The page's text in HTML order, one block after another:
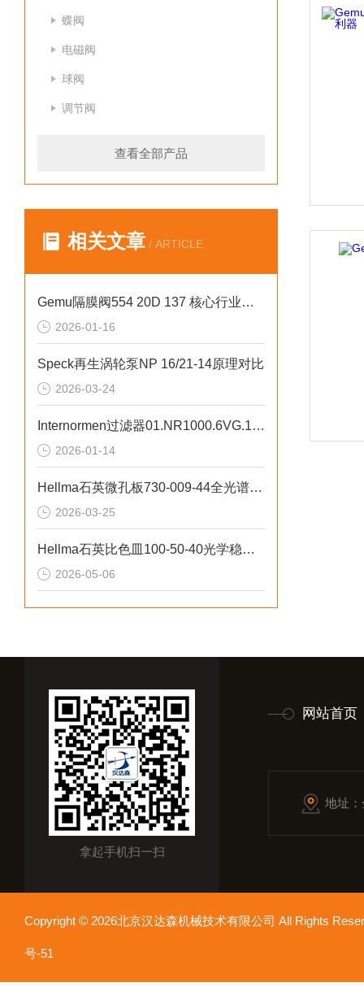
蝶阀
电磁阀
球阀
调节阀
查看全部产品
相关文章 / ARTICLE
Gemu隔膜阀554 20D 137 核心行业应用
2026-01-16
Speck再生涡轮泵NP 16/21-14原理对比
2026-03-24
Internormen过滤器01.NR1000.6VG.10流体力学结构设计
2026-01-14
Hellma石英微孔板730-009-44全光谱高透过率
2026-03-25
Hellma石英比色皿100-50-40光学稳定性高
2026-05-06
拿起手机扫一扫
网站首页
地址
Copyright © 2026北京汉达森机械技术有限公司 All Rights
号-51